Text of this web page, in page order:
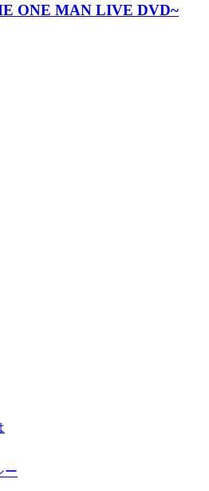
ONE MAN LIVE DVD~
ー